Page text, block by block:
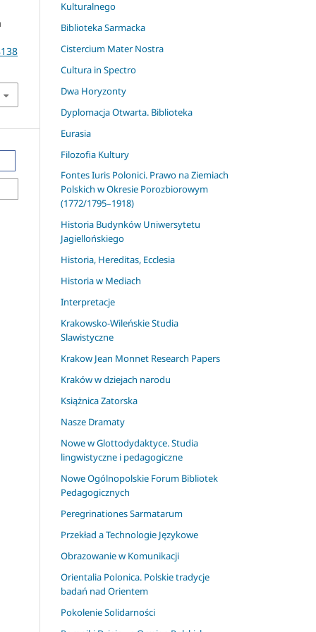
Kulturalnego
Biblioteka Sarmacka
Cistercium Mater Nostra
Cultura in Spectro
Dwa Horyzonty
Dyplomacja Otwarta. Biblioteka
Eurasia
Filozofia Kultury
Fontes Iuris Polonici. Prawo na Ziemiach
Polskich w Okresie Porozbiorowym
(1772/1795–1918)
Historia Budynków Uniwersytetu
Jagiellońskiego
Historia, Hereditas, Ecclesia
Historia w Mediach
Interpretacje
Krakowsko-Wileńskie Studia
Slawistyczne
Krakow Jean Monnet Research Papers
Kraków w dziejach narodu
Książnica Zatorska
Nasze Dramaty
Nowe w Glottodydaktyce. Studia
lingwistyczne i pedagogiczne
Nowe Ogólnopolskie Forum Bibliotek
Pedagogicznych
Peregrinationes Sarmatarum
Przekład a Technologie Językowe
Obrazowanie w Komunikacji
Orientalia Polonica. Polskie tradycje
badań nad Orientem
Pokolenie Solidarności